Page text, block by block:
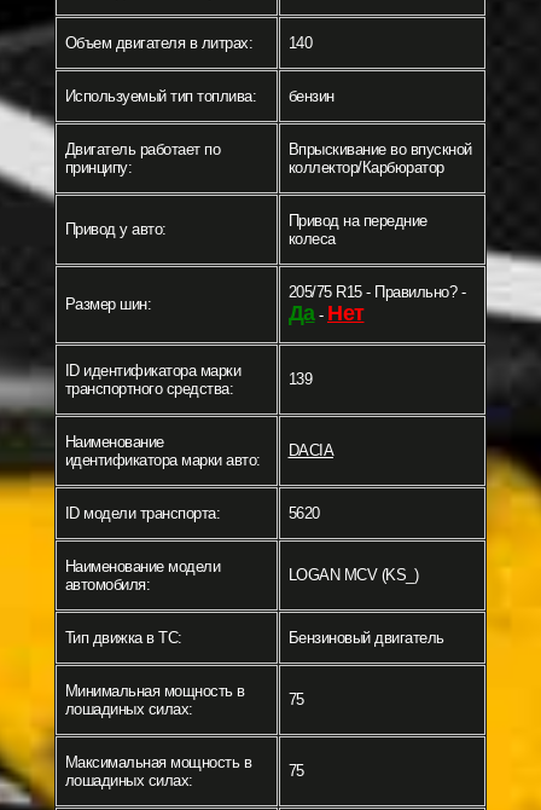
Объем двигателя в литрах: 140
Используемый тип топлива: бензин
Двигатель работает по
принципу:
Впрыскивание во впускной
коллектор/Карбюратор
Привод у авто:
Привод на передние
колеса
Размер шин:
205/75 R15 - Правильно? -
Да- Нет
ID идентификатора марки
транспортного средства:
139
Наименование
идентификатора марки авто:
DACIA
ID модели транспорта: 5620
Наименование модели
автомобиля:
LOGAN MCV (KS_)
Тип движка в ТС: Бензиновый двигатель
Минимальная мощность в
лошадиных силах:
75
Максимальная мощность в
лошадиных силах:
75